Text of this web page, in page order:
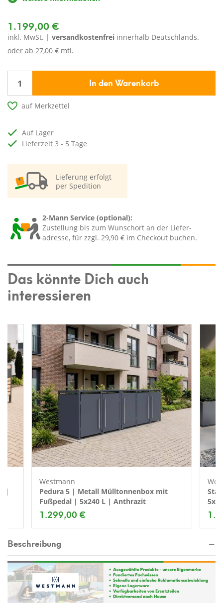
1.199,00 €
inkl. MwSt. | versandkostenfrei innerhalb Deutschlands.
oder ab 27,00 € mtl.
In den Warenkorb
auf Merkzettel
auf Lager
Lieferzeit 3 - 5 Tage
Lieferung erfolgt
per Spedition
2-Mann Service (optional):
Zustellung bis zum Wunschort an der Liefer-
adresse, für zzgl. 29,90 € im Checkout buchen.
Das könnte Dich auch
interessieren
|
Westmann
Pedura 5 | Metall Mülltonnenbox mit
Fußpedal | 5x240 L | Anthrazit
1.299,00 €
Beschreibung